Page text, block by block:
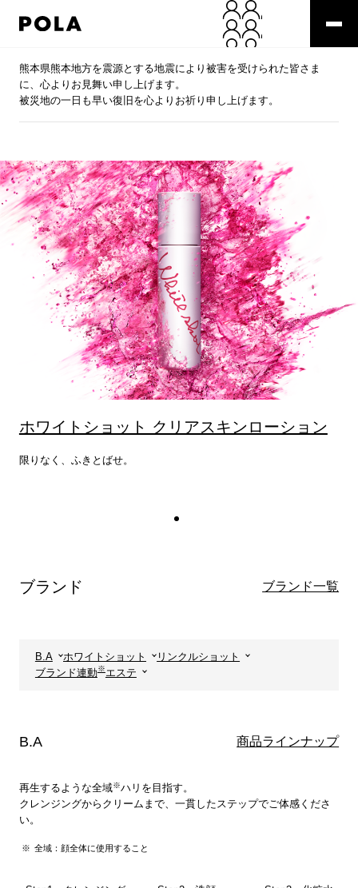
熊本県熊本地方を震源とする地震により被害を受けられた皆さま
に、心よりお見舞い申し上げます。
被災地の一日も早い復旧を心よりお祈り申し上げます。
ホワイトショット クリアスキンローション
限りなく、ふきとばせ。
ブランド ブランド一覧
B.A ホワイトショット
リンクルショット
ブランド連動※エステ
B.A 商品ラインナップ
再生するような全域※ハリを目指す。
クレンジングからクリームまで、一貫したステップでご体感くださ
い。
全域：顔全体に使用すること